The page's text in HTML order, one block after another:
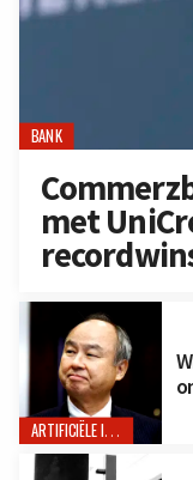
BANK
met
ARTIFICIËLE INTELLIGENTIE